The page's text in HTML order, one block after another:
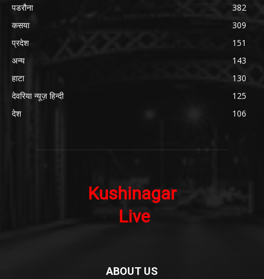
पडरौना
382
कसया
309
प्रदेश
151
अन्य
143
हाटा
130
देवरिया न्यूज़ हिन्दी
125
देश
106
ABOUT US